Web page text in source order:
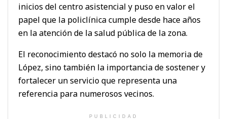
inicios del centro asistencial y puso en valor el
papel que la policlínica cumple desde hace años
en la atención de la salud pública de la zona.
El reconocimiento destacó no solo la memoria de
López, sino también la importancia de sostener y
fortalecer un servicio que representa una
referencia para numerosos vecinos.
PUBLICIDAD